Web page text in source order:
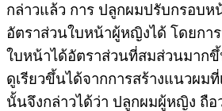
กล่าวแล้ว การ ปลูกผมปรับกรอบห
อัตราส่วนใบหน้าผู้หญิงได้ โดยกา
ใบหน้าได้อัตราส่วนที่สมส่วนมาก
ดูเรียวขึ้นได้จากการสร้างแนวผม
นั้นจึงกล่าวได้ว่า ปลูกผมผู้หญิง ถือ